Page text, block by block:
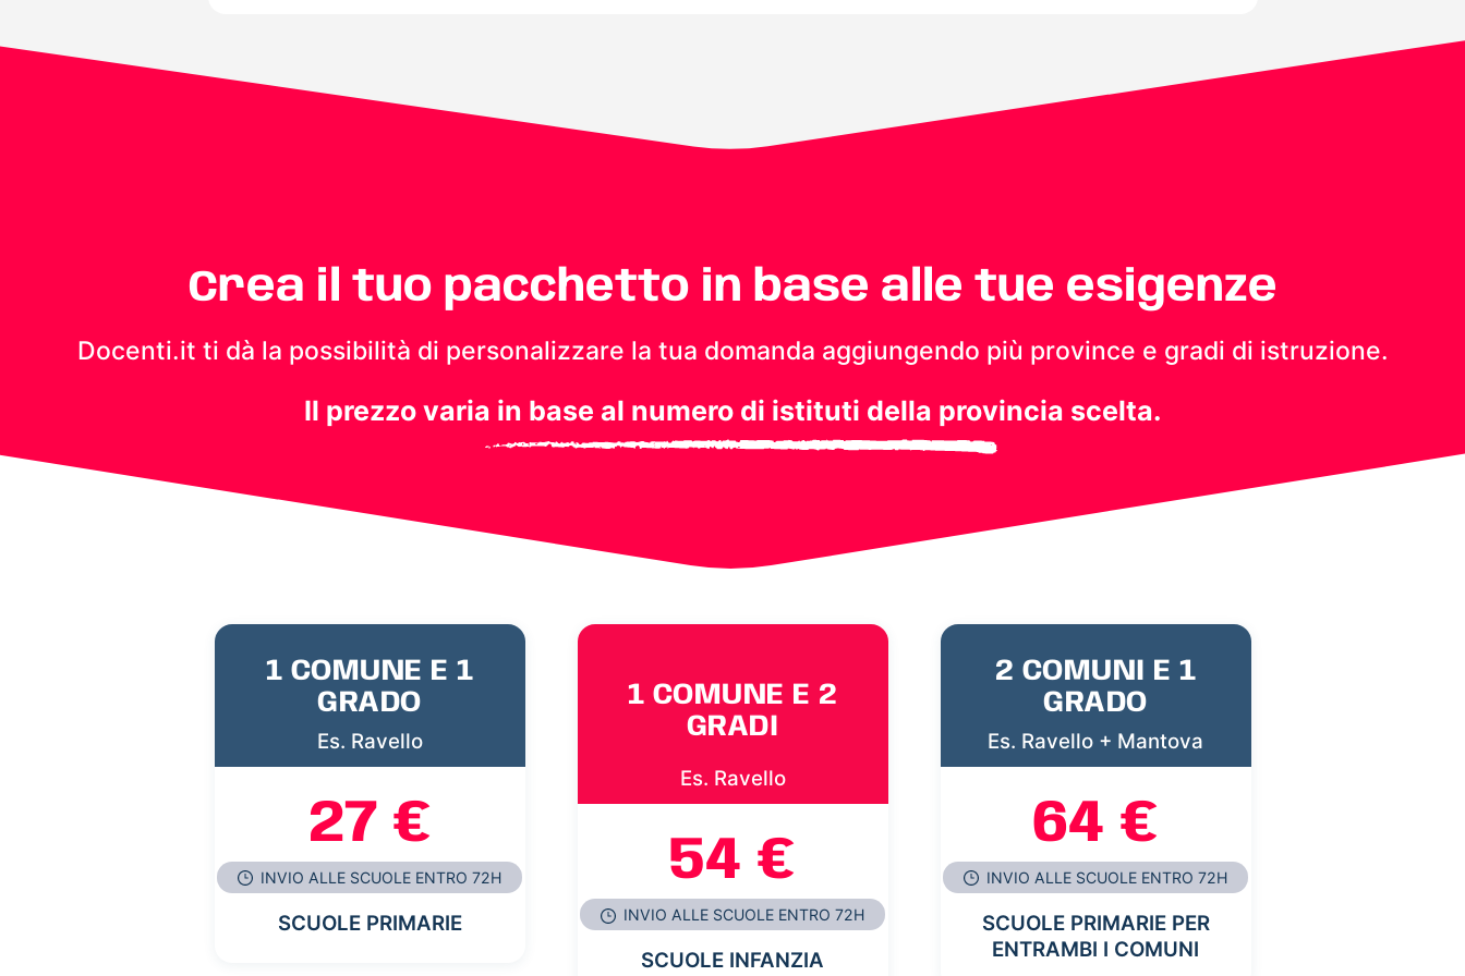
Crea il tuo pacchetto in base alle tue esigenze
Docenti.it ti dà la possibilità di personalizzare la tua domanda aggiungendo più province e gradi di istruzione.
Il prezzo varia in base al numero di istituti della provincia scelta.
1 COMUNE E 1
GRADO
Es. Ravello
27 €
INVIO ALLE SCUOLE ENTRO 72H
SCUOLE PRIMARIE
1 COMUNE E 2
GRADI
Es. Ravello
54 €
INVIO ALLE SCUOLE ENTRO 72H
SCUOLE INFANZIA
2 COMUNI E 1
GRADO
Es. Ravello + Mantova
64 €
INVIO ALLE SCUOLE ENTRO 72H
SCUOLE PRIMARIE PER
ENTRAMBI I COMUNI